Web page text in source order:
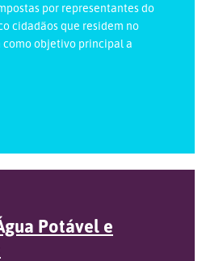
por representantes do
cidadãos que residem no
como objetivo principal a
Potável e